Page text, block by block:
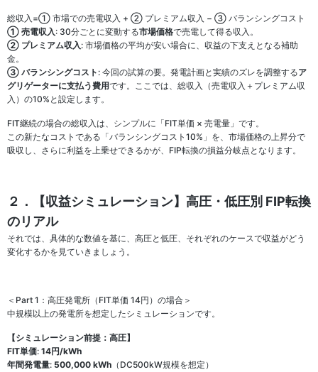
総収入=① 市場での売電収入 + ② プレミアム収入 − ③ バランシングコスト
① 売電収入: 30分ごとに変動する市場価格で売電して得る収入。
② プレミアム収入: 市場価格の平均が安い場合に、収益の下支えとなる補助
金。
③ バランシングコスト : 今回の試算の要。発電計画と実績のズレを調整するア
グリゲーターに支払う費用です。ここでは、総収入（売電収入＋プレミアム収
入）の10%と設定します。
FIT継続の場合の総収入は、シンプルに「FIT単価 × 売電量」です。
この新たなコストである「バランシングコスト10%」を、市場価格の上昇分で
吸収し、さらに利益を上乗せできるかが、FIP転換の損益分岐点となります。
２．【収益シミュレーション】高圧・低圧別 FIP転換
のリアル
それでは、具体的な数値を基に、高圧と低圧、それぞれのケースで収益がどう
変化するかを見ていきましょう。
＜Part 1：高圧発電所（FIT単価 14円）の場合＞
中規模以上の発電所を想定したシミュレーションです。
【シミュレーション前提：高圧】
FIT単価: 14円/kWh
年間発電量: 500,000 kWh （DC500kW規模を想定）